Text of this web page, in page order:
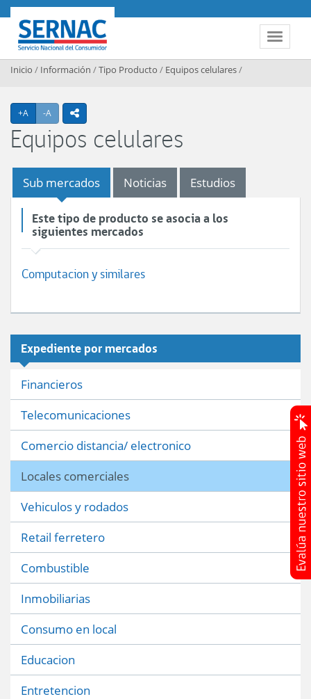
Contenido principal
Toggle
SERNAC
Inicio / Información /Tipo Producto / Equipos celulares/
+A Agrandar texto
-A Achicar textoicono compartir
Equipos celulares
Sub mercados Noticias Estudios
Este tipo de producto se asocia a los
siguientes mercados
Computacion y similares
Expediente por mercados
Financieros
Telecomunicaciones
Comercio distancia/ electronico
Locales comerciales
Vehiculos y rodados
Retail ferretero
Combustible
Inmobiliarias
Consumo en local
Educacion
Entretencion